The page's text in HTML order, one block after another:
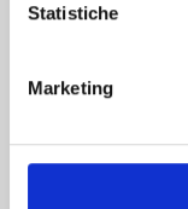
Statistiche
Marketing
DEMON
€